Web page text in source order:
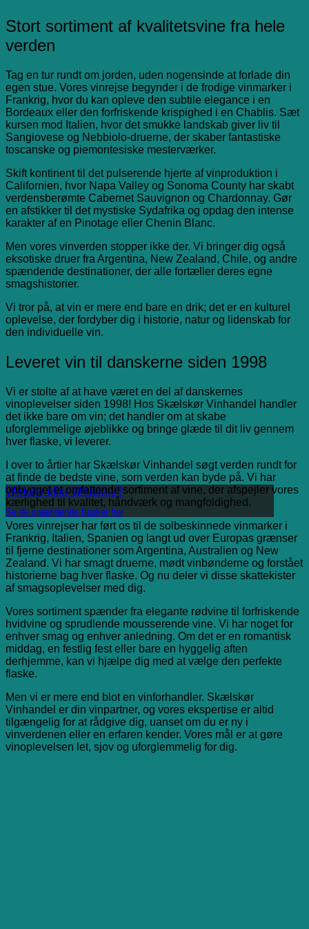
Whisky eller Whiskey?
Se de spændende flasker her
Stort sortiment af kvalitetsvine fra hele
verden
Tag en tur rundt om jorden, uden nogensinde at forlade din
egen stue. Vores vinrejse begynder i de frodige vinmarker i
Frankrig, hvor du kan opleve den subtile elegance i en
Bordeaux eller den forfriskende krispighed i en Chablis. Sæt
kursen mod Italien, hvor det smukke landskab giver liv til
Sangiovese og Nebbiolo-druerne, der skaber fantastiske
toscanske og piemontesiske mesterværker.
Skift kontinent til det pulserende hjerte af vinproduktion i
Californien, hvor Napa Valley og Sonoma County har skabt
verdensberømte Cabernet Sauvignon og Chardonnay. Gør
en afstikker til det mystiske Sydafrika og opdag den intense
karakter af en Pinotage eller Chenin Blanc.
Men vores vinverden stopper ikke der. Vi bringer dig også
eksotiske druer fra Argentina, New Zealand, Chile, og andre
spændende destinationer, der alle fortæller deres egne
smagshistorier.
Vi tror på, at vin er mere end bare en drik; det er en kulturel
oplevelse, der fordyber dig i historie, natur og lidenskab for
den individuelle vin.
Leveret vin til danskerne siden 1998
Vi er stolte af at have været en del af danskernes
vinoplevelser siden 1998! Hos Skælskør Vinhandel handler
det ikke bare om vin; det handler om at skabe
uforglemmelige øjeblikke og bringe glæde til dit liv gennem
hver flaske, vi leverer.
I over to årtier har Skælskør Vinhandel søgt verden rundt for
at finde de bedste vine, som verden kan byde på. Vi har
opbygget et omfattende sortiment af vine, der afspejler vores
kærlighed til kvalitet, håndværk og mangfoldighed.
Vores vinrejser har ført os til de solbeskinnede vinmarker i
Frankrig, Italien, Spanien og langt ud over Europas grænser
til fjerne destinationer som Argentina, Australien og New
Zealand. Vi har smagt druerne, mødt vinbønderne og forstået
historierne bag hver flaske. Og nu deler vi disse skattekister
af smagsoplevelser med dig.
Vores sortiment spænder fra elegante rødvine til forfriskende
hvidvine og sprudlende mousserende vine. Vi har noget for
enhver smag og enhver anledning. Om det er en romantisk
middag, en festlig fest eller bare en hyggelig aften
derhjemme, kan vi hjælpe dig med at vælge den perfekte
flaske.
Men vi er mere end blot en vinforhandler. Skælskør
Vinhandel er din vinpartner, og vores ekspertise er altid
tilgængelig for at rådgive dig, uanset om du er ny i
vinverdenen eller en erfaren kender. Vores mål er at gøre
vinoplevelsen let, sjov og uforglemmelig for dig.